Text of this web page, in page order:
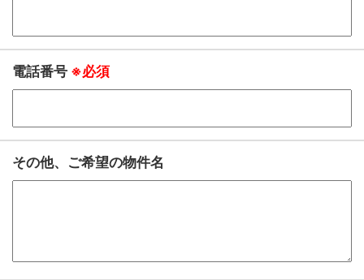
電話番号 ※必須
その他、ご希望の物件名